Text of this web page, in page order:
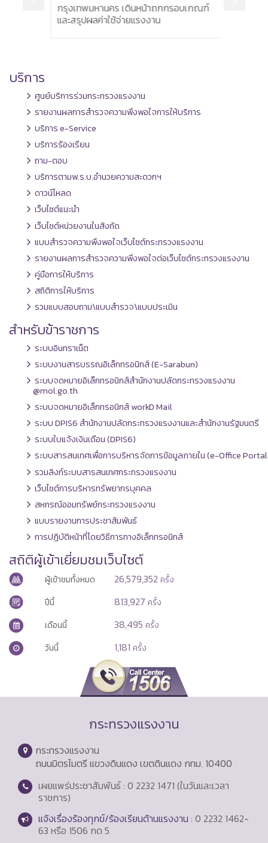
กรุงเทพมหานคร เดินหน้าถกกรอบเกณฑ์
และสรุปผลค่าใช้จ่ายแรงงาน
บริการ
ศูนย์บริการร่วมกระทรวงแรงงาน
รายงานผลการสำรวจความพึงพอใจการให้บริการ
บริการ e-Service
บริการร้องเรียน
ถาม-ตอบ
บริการตามพ.ร.บ.อำนวยความสะดวกฯ
ดาวน์โหลด
เว็บไซต์แนะนำ
เว็บไซต์หน่วยงานในสังกัด
แบบสำรวจความพึงพอใจเว็บไซต์กระทรวงแรงงาน
รายงานผลการสำรวจความพึงพอใจต่อเว็บไซต์กระทรวงแรงงาน
คู่มือการให้บริการ
สถิติการให้บริการ
รวมแบบสอบถาม\แบบสำรวจ\แบบประเมิน
สำหรับข้าราชการ
ระบบอินทราเน็ต
ระบบงานสารบรรณอิเล็กทรอนิกส์ (E-Sarabun)
ระบบจดหมายอิเล็กทรอนิกส์สำนักงานปลัดกระทรวงแรงงาน
@mol.go.th
ระบบจดหมายอิเล็กทรอนิกส์ workD Mail
ระบบ DPIS6 สำนักงานปลัดกระทรวงแรงงานและสำนักงานรัฐมนตรี
ระบบใบแจ้งเงินเดือน (DPIS6)
ระบบสารสนเทศเพื่อการบริหารจัดการข้อมูลภายใน (e-Office
รวมลิงก์ระบบสารสนเทศกระทรวงแรงงาน
เว็บไซต์การบริหารทรัพยากรบุคคล
สหกรณ์ออมทรัพย์กระทรวงแรงงาน
แบบรายงานการประชาสัมพันธ์
การปฏิบัติหน้าที่โดยวิธีการทางอิเล็กทรอนิกส์
สถิติผู้เข้าเยี่ยมชมเว็บไซต์
ผู้เข้าชมทั้งหมด 26,579,352 ครั้ง
ปีนี้
813,927 ครั้ง
เดือนนี้
38,495 ครั้ง
วันนี้
1,181 ครั้ง
กระทรวงแรงงาน
กระทรวงแรงงาน
ถนนมิตรไมตรี แขวงดินแดง เขตดินแดง กทม. 10400
เผยแพร่ประชาสัมพันธ์ : 0 2232 1471 (ในวันและเวลา
ราชการ)
แจ้งเรื่องร้องทุกข์/ร้องเรียนด้านแรงงาน : 0 2232 1462-
63 หรือ 1506 กด 5